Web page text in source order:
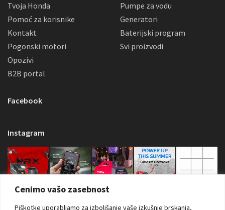
Cenimo vašo zasebnost
Piškotke uporabljamo za izboljšanje vaše izkušnje brskanja,
Tvoja Honda
Pomoć za korisnike
Kontakt
Pogonski motori
Opozivi
B2B portal
Pumpe za vodu
Generatori
Baterijski program
Svi proizvodi
Facebook
Instagram